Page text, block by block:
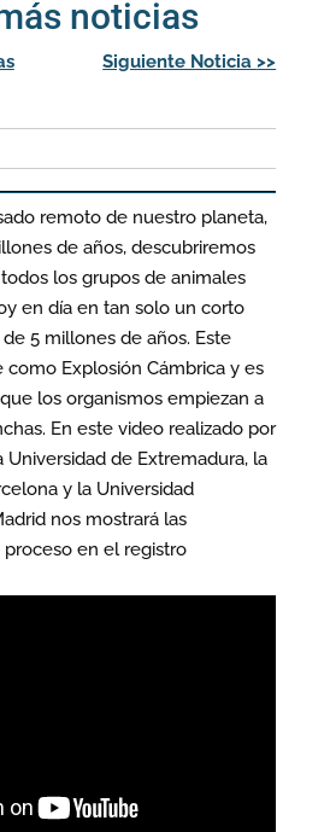
noticias
Siguiente Noticia >>
remoto de nuestro planeta,
de años, descubriremos
los grupos de animales
en día en tan solo un corto
5 millones de años. Este
como Explosión Cámbrica y es
los organismos empiezan a
En este video realizado por
Universidad de Extremadura, la
y la Universidad
nos mostrará las
en el registro